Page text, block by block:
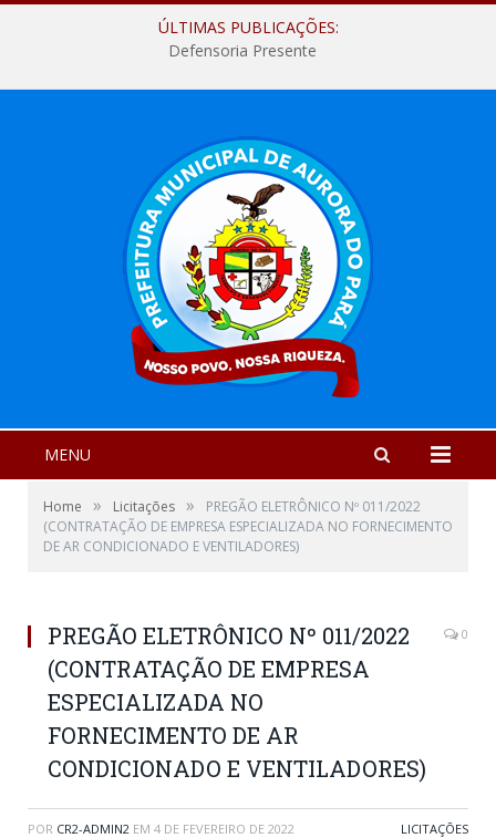
ÚLTIMAS PUBLICAÇÕES:
Defensoria Presente
MENU
Home » Licitações »
PREGÃO ELETRÔNICO Nº 011/2022
(CONTRATAÇÃO DE EMPRESA ESPECIALIZADA NO FORNECIMENTO
DE AR CONDICIONADO E VENTILADORES)
PREGÃO ELETRÔNICO Nº 011/2022
(CONTRATAÇÃO DE EMPRESA
ESPECIALIZADA NO
FORNECIMENTO DE AR
CONDICIONADO E VENTILADORES)
0
POR CR2-ADMIN2 EM 4 DE FEVEREIRO DE 2022 LICITAÇÕES